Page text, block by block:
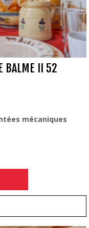
BALME II 52
mécaniques